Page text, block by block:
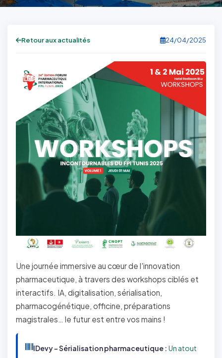
Retour aux actualités 24/04/2025
Une journée immersive au cœur de l'innovation
pharmaceutique, à travers des workshops ciblés et
interactifs. IA, digitalisation, sérialisation,
pharmacogénétique, officine, préparations
magistrales… le futur est entre vos mains !
IDevy – Sérialisation pharmaceutique : Un atout